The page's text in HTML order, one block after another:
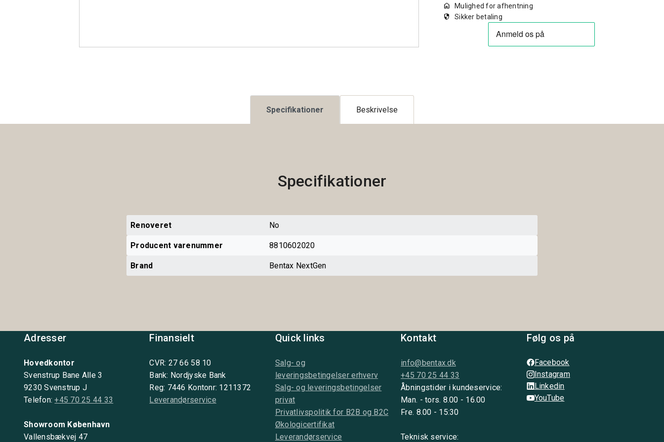
home Mulighed for afhentning
security Sikker betaling
Specifikationer Beskrivelse
Specifikationer
Renoveret No
Producent varenummer 8810602020
Brand Bentax NextGen
Adresser
Hovedkontor
Svenstrup Bane Alle 3
9230 Svenstrup J
Telefon:+45 70 25 44 33
Showroom København
Vallensbækvej 47
Finansielt
CVR: 27 66 58 10
Bank: Nordjyske Bank
Reg: 7446 Kontonr: 1211372
Leverandørservice
Quick links
Salg- og
leveringsbetingelser erhverv
Salg- og leveringsbetingelser
privat
Privatlivspolitik for B2B og B2C
Økologicertifikat
Leverandørservice
Kontakt
info@bentax.dk
+45 70 25 44 33
Åbningstider i kundeservice:
Man. - tors. 8.00 - 16.00
Fre. 8.00 - 15:30
Teknisk service:
Følg os på
Facebook
Instagram
Linkedin
YouTube